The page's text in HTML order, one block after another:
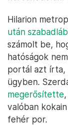
Hilarion
után
számolt be,
hatóságok
portál azt írta,
ügyben.
megerősítette
valóban
fehér por.